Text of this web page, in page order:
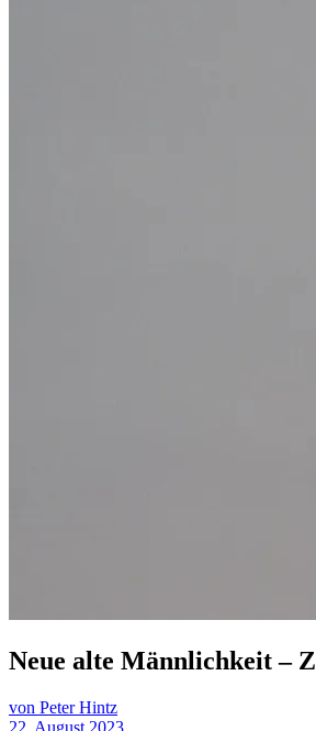
Neue alte Männlichkeit –
von Peter Hintz
22. August 2023